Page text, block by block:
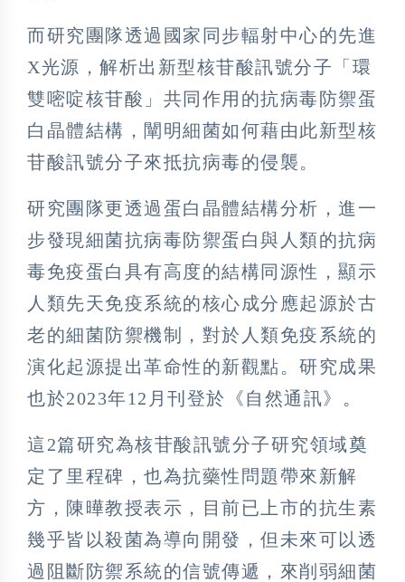
而研究團隊透過國家同步輻射中心的先進
X光源，解析出新型核苷酸訊號分子「環
雙嘧啶核苷酸」共同作用的抗病毒防禦蛋
白晶體結構，闡明細菌如何藉由此新型核
苷酸訊號分子來抵抗病毒的侵襲。
研究團隊更透過蛋白晶體結構分析，進一
步發現細菌抗病毒防禦蛋白與人類的抗病
毒免疫蛋白具有高度的結構同源性，顯示
人類先天免疫系統的核心成分應起源於古
老的細菌防禦機制，對於人類免疫系統的
演化起源提出革命性的新觀點。研究成果
也於2023年12月刊登於《自然通訊》。
這2篇研究為核苷酸訊號分子研究領域奠
定了里程碑，也為抗藥性問題帶來新解
方，陳曄教授表示，目前已上市的抗生素
幾乎皆以殺菌為導向開發，但未來可以透
過阻斷防禦系統的信號傳遞，來削弱細菌